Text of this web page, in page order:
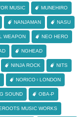
MUSIC MUNEHIRO
NANJAMAN NASU
WEAPON NEO HERO
NGHEAD
NINJA ROCK NITS
NORICO♀LONDON
SOUND OBA-P
MUSIC WORKS